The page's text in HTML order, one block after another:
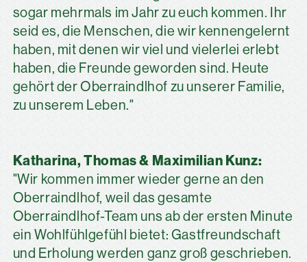
sogar mehrmals im Jahr zu euch kommen. Ihr
seid es, die Menschen, die wir kennengelernt
haben, mit denen wir viel und vielerlei erlebt
haben, die Freunde geworden sind. Heute
gehört der Oberraindlhof zu unserer Familie,
zu unserem Leben."
Katharina, Thomas & Maximilian Kunz:
"Wir kommen immer wieder gerne an den
Oberraindlhof, weil das gesamte
Oberraindlhof-Team uns ab der ersten Minute
ein Wohlfühlgefühl bietet: Gastfreundschaft
und Erholung werden ganz groß geschrieben.